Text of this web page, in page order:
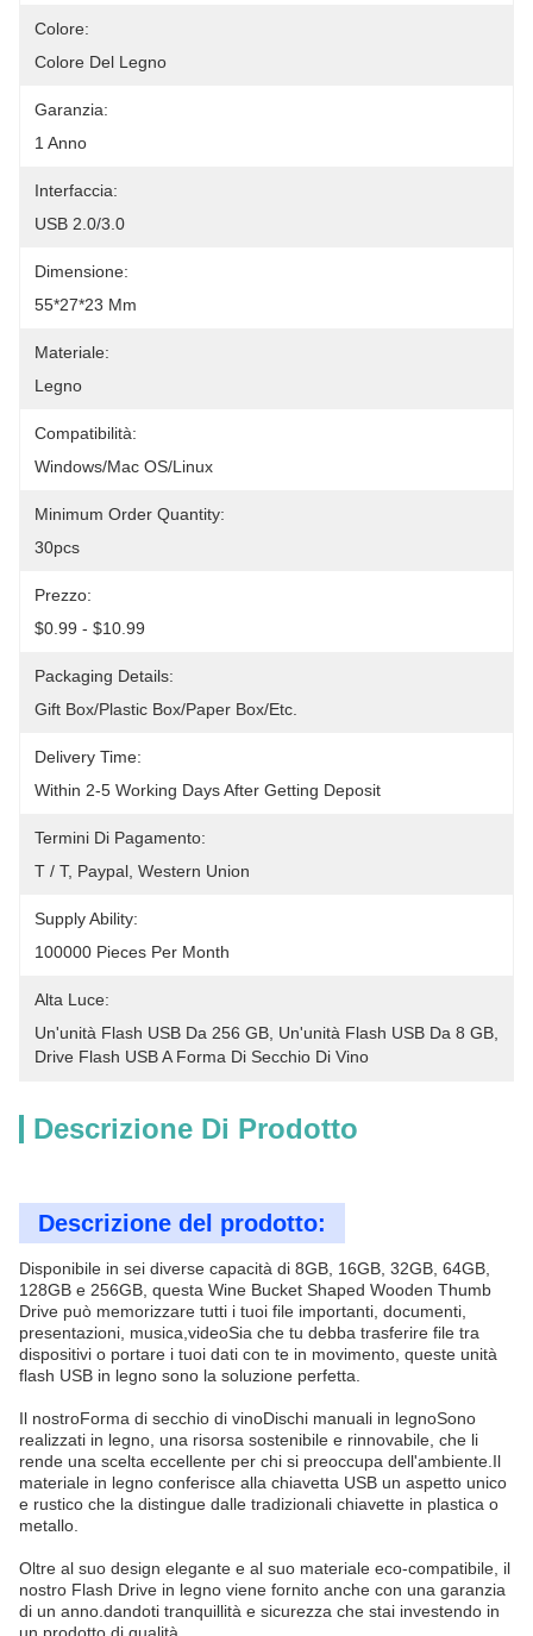
Colore:
Colore Del Legno
Garanzia:
1 Anno
Interfaccia:
USB 2.0/3.0
Dimensione:
55*27*23 Mm
Materiale:
Legno
Compatibilità:
Windows/Mac OS/Linux
Minimum Order Quantity:
30pcs
Prezzo:
$0.99 - $10.99
Packaging Details:
Gift Box/Plastic Box/Paper Box/etc.
Delivery Time:
Within 2-5 Working Days After Getting Deposit
Termini Di Pagamento:
T / T, Paypal, Western Union
Supply Ability:
100000 Pieces Per Month
Alta Luce:
Un'unità Flash USB Da 256 GB Un'unità Flash USB Da 8 GB
Drive Flash USB A Forma Di Secchio Di Vino
Descrizione Di Prodotto
Descrizione del prodotto:
Disponibile in sei diverse capacità di 8GB, 16GB, 32GB, 64GB,
128GB e 256GB, questa Wine Bucket Shaped Wooden Thumb
Drive può memorizzare tutti i tuoi file importanti, documenti,
presentazioni, musica,videoSia che tu debba trasferire file tra
dispositivi o portare i tuoi dati con te in movimento, queste unità
flash USB in legno sono la soluzione perfetta.
Il nostroForma di secchio di vinoDischi manuali in legnoSono
realizzati in legno, una risorsa sostenibile e rinnovabile, che li
rende una scelta eccellente per chi si preoccupa dell'ambiente.Il
materiale in legno conferisce alla chiavetta USB un aspetto unico
e rustico che la distingue dalle tradizionali chiavette in plastica o
metallo.
Oltre al suo design elegante e al suo materiale eco-compatibile, il
nostro Flash Drive in legno viene fornito anche con una garanzia
di un anno.dandoti tranquillità e sicurezza che stai investendo in